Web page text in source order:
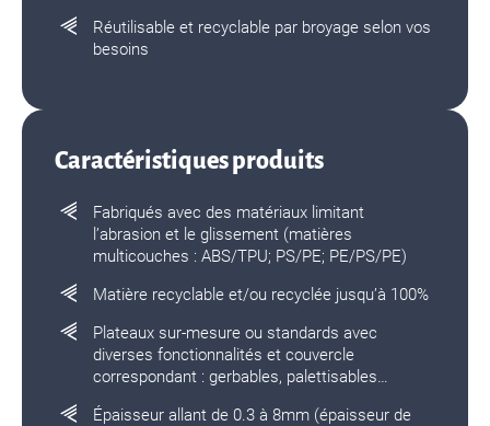
Réutilisable et recyclable par broyage selon vos
besoins
Caractéristiques produits
Fabriqués avec des matériaux limitant
l’abrasion et le glissement (matières
multicouches : ABS/TPU; PS/PE; PE/PS/PE)
Matière recyclable et/ou recyclée jusqu’à 100%
Plateaux sur-mesure ou standards avec
diverses fonctionnalités et couvercle
correspondant : gerbables, palettisables…
Épaisseur allant de 0.3 à 8mm (épaisseur de